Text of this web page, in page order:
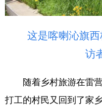
这是喀喇沁旗
访
随着乡村旅游在雷营
打工的村民又回到了家